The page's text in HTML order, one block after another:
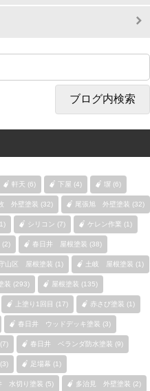
軒天 (6) 下屋 (4) 塀 (6)
外壁塗装 (32) 尾張旭 外壁塗装 (32)
シリコン (7) ケレン作業 (1)
(2) 春日井 屋根塗装 (38)
山区 屋根塗装 (1) 土岐 屋根塗装 (1)
装 (293) 屋根塗装 (135)
上塗り1回目 (17) 赤さび塗装 (1)
春日井 ウッドデッキ塗装 (3)
春日井 ベランダ防水塗装 (9)
足場幕 (1)
水切り塗装 (5) 多治見 外壁塗装 (2)